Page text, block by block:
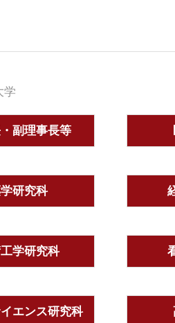
学
副理事長等
研究科
学研究科
エンス研究科